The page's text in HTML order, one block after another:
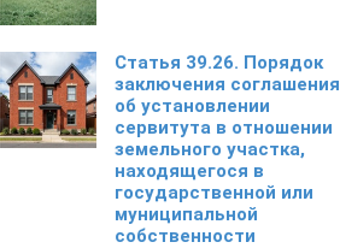
Статья 39.26. Порядок
заключения соглашения
об установлении
сервитута в отношении
земельного участка,
находящегося в
государственной или
муниципальной
собственности